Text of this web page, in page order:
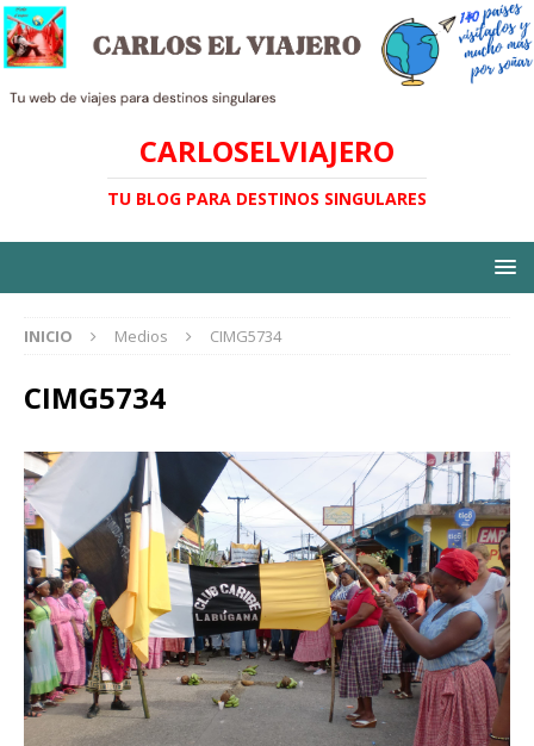
CARLOSELVIAJERO
TU BLOG PARA DESTINOS SINGULARES
INICIO Medios CIMG5734
CIMG5734